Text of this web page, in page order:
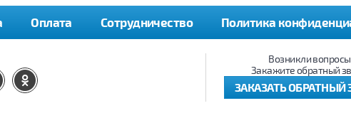
Оплата Сотрудничество Политика
Возникли
Закажите обратный
ЗАКАЗАТЬ ОБРАТНЫЙ